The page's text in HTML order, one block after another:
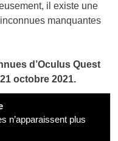
il existe une
manquantes
d’Oculus Quest
octobre 2021.
n’apparaissent plus